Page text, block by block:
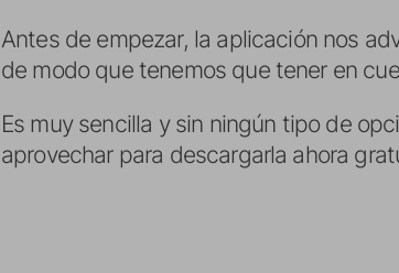
Antes de empezar, la aplicación nos
de modo que tenemos que tener en
Es muy sencilla y sin ningún tipo de
aprovechar para descargarla ahora